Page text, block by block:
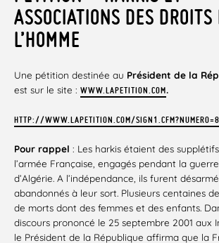
ASSOCIATIONS DES DROITS
L’HOMME
Une pétition destinée au Président de la
est sur le site : WWW.LAPETITION.COM.
HTTP://WWW.LAPETITION.COM/
Pour rappel : Les harkis étaient des
l’armée Française, engagés pendant la guerre
d’Algérie. A l’indépendance, ils furent
abandonnés à leur sort. Plusieurs centaines
de morts dont des femmes et des enfants.
discours prononcé le 25 septembre 2001 aux
le Président de la République affirma que la